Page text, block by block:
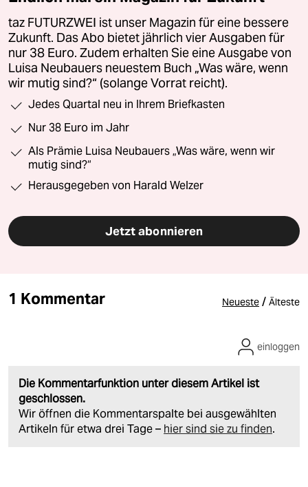
taz FUTURZWEI ist unser Magazin für eine bessere
Zukunft. Das Abo bietet jährlich vier Ausgaben für
nur 38 Euro. Zudem erhalten Sie eine Ausgabe von
Luisa Neubauers neuestem Buch „Was wäre, wenn
wir mutig sind?“ (solange Vorrat reicht).
Jedes Quartal neu in Ihrem Briefkasten
Nur 38 Euro im Jahr
Als Prämie Luisa Neubauers „Was wäre, wenn wir
mutig sind?“
Herausgegeben von Harald Welzer
Jetzt abonnieren
1 Kommentar Neueste / Älteste
Die Kommentarfunktion unter diesem Artikel ist
geschlossen.
Wir öffnen die Kommentarspalte bei ausgewählten
Artikeln für etwa drei Tage – hier sind sie zu finden.
einloggen